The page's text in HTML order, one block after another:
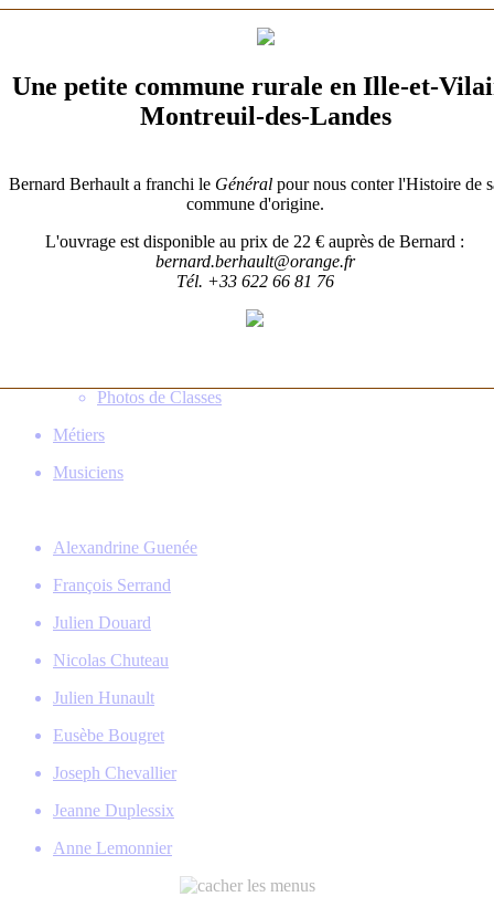
Patrimoine
Familles
Population
Démographie
Qui vivait là?
Photos de Classes
Métiers
Musiciens
Alexandrine Guenée
François Serrand
Julien Douard
Nicolas Chuteau
Julien Hunault
Eusèbe Bougret
Joseph Chevallier
Jeanne Duplessix
Anne Lemonnier
Une petite commune rurale en Ille-et-
Montreuil-des-Landes
Bernard Berhault a franchi le Général pour nous conter l'Histoire de
commune d'origine.
L'ouvrage est disponible au prix de 22 € auprès de Bernard :
bernard.berhault@orange.fr
Tél. +33 622 66 81 76